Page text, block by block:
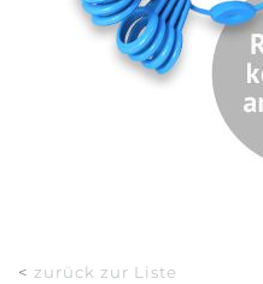
< zurück zur Liste